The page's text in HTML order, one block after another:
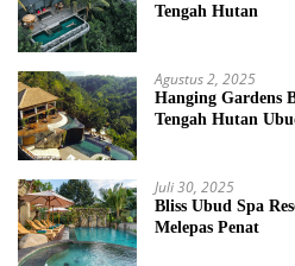
Tengah Hutan
Agustus 2, 2025
Hanging Gardens
Tengah Hutan
Juli 30, 2025
Bliss Ubud Spa
Melepas Penat